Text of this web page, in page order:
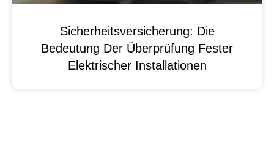
Sicherheitsversicherung: Die
Bedeutung Der Überprüfung Fester
Elektrischer Installationen